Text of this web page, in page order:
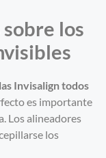
los
Invisalign todos
es importante
Los alineadores
los